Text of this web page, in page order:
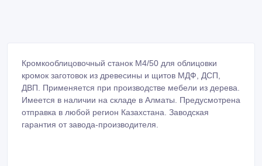
Кромкооблицовочный станок М4/50 для облицовки
кромок заготовок из древесины и щитов МДФ, ДСП,
ДВП. Применяется при производстве мебели из дерева.
Имеется в наличии на складе в Алматы. Предусмотрена
отправка в любой регион Казахстана. Заводская
гарантия от завода-производителя.